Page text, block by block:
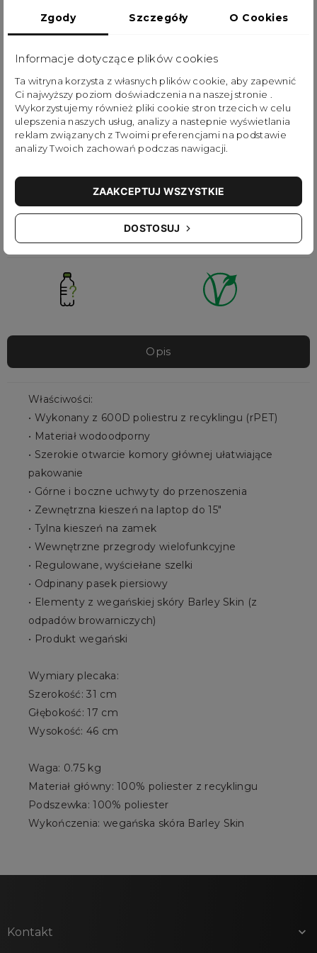
innowacyjnych dodatków z „Barley Skin” —
po produkcji butelek. Szerokie otwarcie,
funkcjonalne kieszenie i wygodne szelki sprawiają,
że Explorer jest praktyczny i komfortowy w każdej
sytuacji.
nowoczesnymi, ekologicznymi materiałami,
podkreślając ideę uważniejszego, świadomego
odkrywania codzienności.
Opis
Właściwości:
• Wykonany z 600D poliestru z recyklingu (rPET)
• Materiał wodoodporny
• Szerokie otwarcie komory głównej ułatwiające
pakowanie
• Górne i boczne uchwyty do przenoszenia
• Zewnętrzna kieszeń na laptop do 15"
• Tylna kieszeń na zamek
• Wewnętrzne przegrody wielofunkcyjne
• Regulowane, wyściełane szelki
• Odpinany pasek piersiowy
• Elementy z wegańskiej skóry Barley Skin (z
odpadów browarniczych)
• Produkt wegański
Wymiary plecaka:
Szerokość: 31 cm
Głębokość: 17 cm
Wysokość: 46 cm
Waga: 0.75 kg
Materiał główny: 100% poliester z recyklingu
Podszewka: 100% poliester
Wykończenia: wegańska skóra Barley Skin
Kontakt 
Zgody Szczegóły O Cookies
Informacje dotyczące plików cookies
Ta witryna korzysta z własnych plików cookie, aby zapewnić
Ci najwyższy poziom doświadczenia na naszej stronie .
Wykorzystujemy również pliki cookie stron trzecich w celu
ulepszenia naszych usług, analizy a nastepnie wyświetlania
reklam związanych z Twoimi preferencjami na podstawie
analizy Twoich zachowań podczas nawigacji.
DOSTOSUJ
ZAAKCEPTUJ WSZYSTKIE